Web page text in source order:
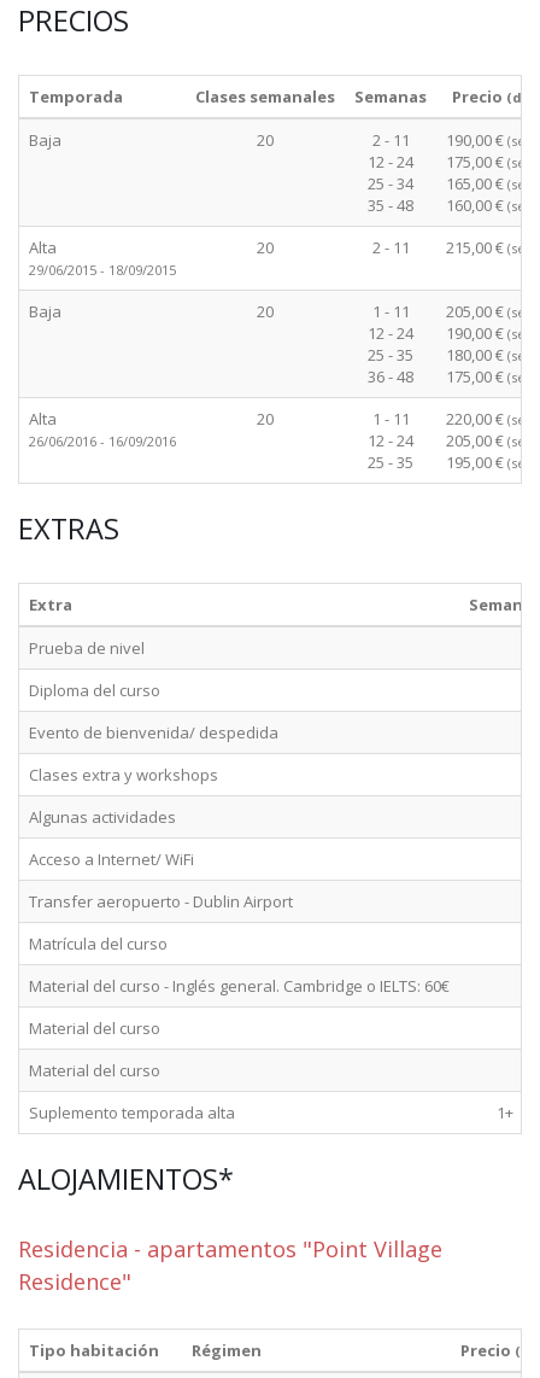
PRECIOS
Temporada Clases semanales Semanas Precio
Baja 20
2 - 11
12 - 24
25 - 34
35 - 48
190,00 €
175,00 €
165,00 €
160,00 €
Alta
29/06/2015 - 18/09/2015
20 2 - 11 215,00 €
Baja 20
1 - 11
12 - 24
25 - 35
36 - 48
205,00 €
190,00 €
180,00 €
175,00 €
Alta
26/06/2016 - 16/09/2016
20
1 - 11
12 - 24
25 - 35
220,00 €
205,00 €
195,00 €
EXTRAS
Extra
Semanas
Prueba de nivel
Diploma del curso
Evento de bienvenida/ despedida
Clases extra y workshops
Algunas actividades
Acceso a Internet/ WiFi
Transfer aeropuerto - Dublin Airport
Matrícula del curso
Material del curso - Inglés general. Cambridge o IELTS: 60€
Material del curso
Material del curso
Suplemento temporada alta
1+
ALOJAMIENTOS*
Residencia - apartamentos "Point Village
Residence"
Tipo habitación Régimen Precio